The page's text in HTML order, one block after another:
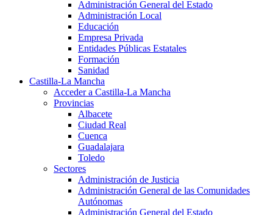
Administración General del Estado
Administración Local
Educación
Empresa Privada
Entidades Públicas Estatales
Formación
Sanidad
Castilla-La Mancha
Acceder a Castilla-La Mancha
Provincias
Albacete
Ciudad Real
Cuenca
Guadalajara
Toledo
Sectores
Administración de Justicia
Administración General de las Comunidades
Autónomas
Administración General del Estado